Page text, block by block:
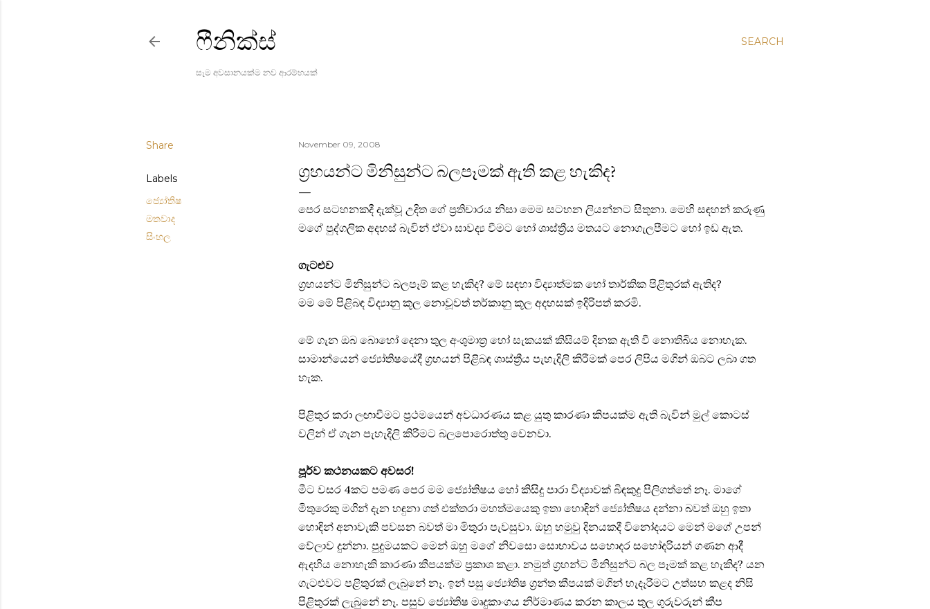
SEARCH
ෆීනික්ස්
සෑම අවසානයක්ම නව ආරම්භයක්
Share
Labels
ජ්‍යෝතිෂ
මතවාද
සිංහල
November 09, 2008
ග්‍රහයන්ට මිනිසුන්ට බලපෑමක් ඇති කළ හැකිද?
පෙර සටහනකදී දැක්වූ උදිත ගේ ‍ප්‍රතිචාරය නිසා මෙම සටහන ලියන්නට සිතුනා. මෙහි සඳහන් කරුණු
මගේ පුද්ගලික අදහස් බැවින් ඒවා සාවද්‍ය වීමට හෝ ශාස්ත්‍රීය මතයට නොගැලපීමට හෝ ඉඩ ඇත.
ගැටළුව
ග්‍රහයන්ට මිනිසුන්ට බලපෑම් කළ හැකිද? මේ සඳහා විද්‍යාත්මක හෝ තාර්කික පිළිතුරක් ඇතිද?
මම මේ පිළිබඳ විද්‍යානු කූල නොවූවත් තර්කානු කූල අදහසක් ඉදිරිපත් කරමි.
මේ ගැන ඔබ බොහෝ දෙනා තුල අංශුමාත්‍ර හෝ සැකයක් කිසියම් දිනක ඇති වී නොතිබිය නොහැක.
සාමාන්යෙන් ජ්‍යෝතිෂයේදී ග්‍රහයන් පිළිබඳ ශාස්ත්‍රීය පැහැදිලි කිරීමක් පෙර ලිපිය මගින් ඔබට ලබා ගත
හැක.
පිළිතුර කරා ලඟාවීමට ප්‍රථමයෙන් අවධාරණය කළ යුතු කාරණා කිපයක්ම ඇති බැවින් මුල් කොටස්
වලින් ඒ ගැන පැහැදිලි කිරීමට බලපොරොත්තු වෙනවා.
පූර්ව කථනයකට අවසර!
මීට වසර 4කට පමණ පෙර මම ජ්‍යෝතිෂය හෝ කිසිදු පාරා විද්‍යාවක් බිඳකුදු පිලිගත්තේ නෑ. මාගේ
මිතුරෙකු මගින් දැන හඳුනා ගත් එක්තරා මහත්මයෙකු ඉතා හොඳින් ජ්‍යෝතිෂය දන්නා බවත් ඔහු ඉතා
හොඳින් අනාවැකි පවසන බවත් මා මිතුරා පැවසුවා. ඔහු හමුවු දිනයකදී විනෝදයට මෙන් මගේ උපන්
වේලාව දුන්නා. පුදුමයකට මෙන් ඔහු මගේ නිවසො සොභාවය සහොදර සහෝදරියන් ගණන ආදී
ඇදහිය නොහැකි කාරණා කීපයක්ම ප්‍රකාශ කළා. නමුත් ග්‍රහන්ට මිනිසුන්ට බල පෑමක් කළ හැකිද? යන
ගැටළුවට පළිතුරක් ලැබුනේ නෑ. ඉන් පසු ජ්‍යෝතිෂ ග්‍රන්ත කීපයක් මගින් හැදෑරීමට උත්සහ කළද නිසි
පිළිතුරක් ලැබුනේ නෑ. පසුව ජ්‍යෝතිෂ මෘදුකාංගය නිර්මාණය කරන කාලය තුල ගුරුවරුන් කීප